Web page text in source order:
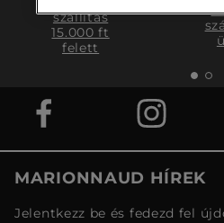
szállítás
15.000 ft
felett
MARIONNAUD HÍREK
Jelentkezz be és fedezd fel